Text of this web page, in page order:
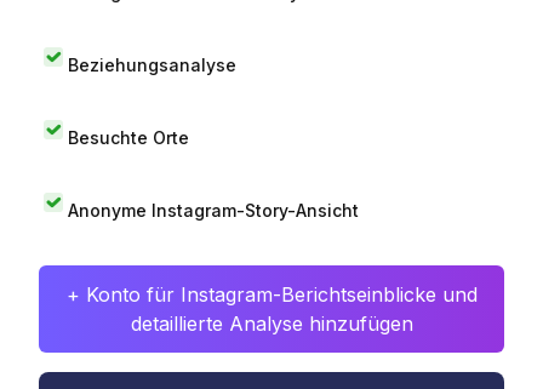
Beziehungsanalyse
Besuchte Orte
Anonyme Instagram-Story-Ansicht
+ Konto für Instagram-Berichtseinblicke und
detaillierte Analyse hinzufügen